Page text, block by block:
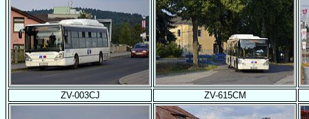
ZV-003CJ ZV-615CM